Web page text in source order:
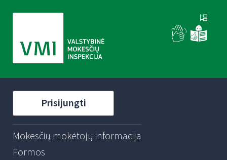
Prisijungti
Mokesčių mokėtojų informacija
Formos